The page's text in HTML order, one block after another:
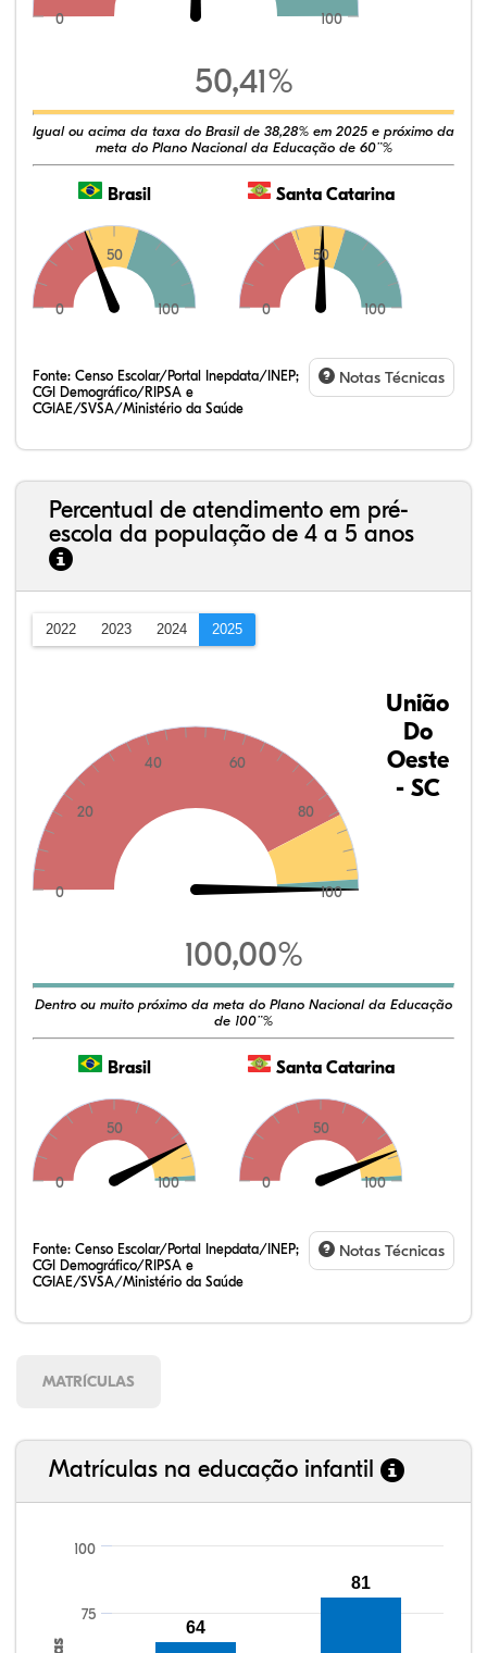
0 100
50,41%
Igual ou acima da taxa do Brasil de 38,28% em 2025 e próximo da
meta do Plano Nacional da Educação de 60¨%
Brasil
0
50
100
Santa Catarina
0
50
100
Fonte: Censo Escolar/Portal Inepdata/INEP;
CGI Demográfico/RIPSA e
CGIAE/SVSA/Ministério da Saúde
Notas Técnicas
Percentual de atendimento em pré-
escola da população de 4 a 5 anos
2022 2023 2024 2025
0
20
40 60
80
100
União
Do
Oeste
- SC
100,00%
Dentro ou muito próximo da meta do Plano Nacional da Educação
de 100¨%
Brasil
0
50
100
Santa Catarina
0
50
100
Fonte: Censo Escolar/Portal Inepdata/INEP;
CGI Demográfico/RIPSA e
CGIAE/SVSA/Ministério da Saúde
Notas Técnicas
MATRÍCULAS
Matrículas na educação infantil
75
100
64
81